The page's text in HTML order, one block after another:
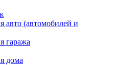
авто (автомобилей и
гаража
дома